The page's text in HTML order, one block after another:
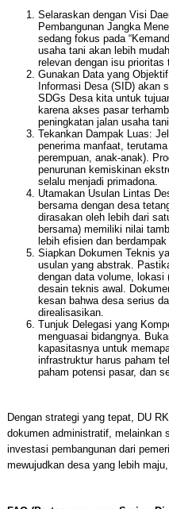
Selaraskan dengan Visi
Pembangunan Jangka
sedang fokus pada
usaha tani akan lebih
relevan dengan isu prioritas
Gunakan Data yang
Informasi Desa (SID) akan
SDGs Desa kita untuk
karena akses pasar
peningkatan jalan usaha
Tekankan Dampak Luas:
penerima manfaat,
perempuan, anak-anak).
penurunan kemiskinan
selalu menjadi primadona.
Utamakan Usulan Lintas
bersama dengan desa
dirasakan oleh lebih dari
bersama) memiliki nilai
lebih efisien dan
Siapkan Dokumen Teknis
usulan yang abstrak.
dengan data volume, lokasi
desain teknis awal.
kesan bahwa desa serius
direalisasikan.
Tunjuk Delegasi yang
menguasai bidangnya.
kapasitasnya untuk
infrastruktur harus paham
paham potensi pasar, dan
Dengan strategi yang tepat, DU
dokumen administratif, melainkan
investasi pembangunan dari
mewujudkan desa yang lebih